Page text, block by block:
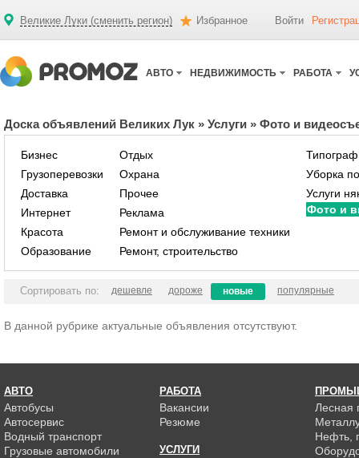
Великие Луки (сменить регион) Избранное Войти
АВТО НЕДВИЖИМОСТЬ РАБОТА
Доска объявлений Великих Лук » Услуги » Фото и
Бизнес
Грузоперевозки
Доставка
Интернет
Красота
Образование
Отдых
Охрана
Прочее
Реклама
Ремонт и обслуживание техники
Ремонт, строительство
Уборка
Услуги
Фото и
Сортировать по: дешевле дороже новые популярные
В данной рубрике актуальные объявления отсутствуют.
АВТО
Автобусы
Автосервис
Водный транспорт
Грузовые автомобили
РАБОТА
Вакансии
Резюме
УСЛУГИ
Лесная
Нефть,